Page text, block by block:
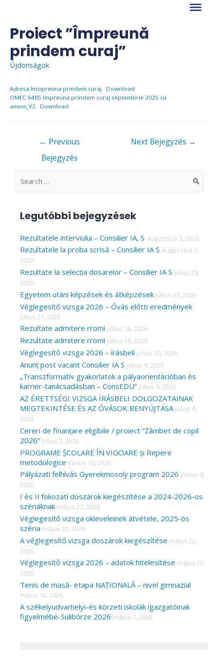
contentProiect ”Împreună
prindem curaj”
Újdonságok
Adresa Imopreuna prindem curaj
Download
OMEC 6485 Impreuna prindem curaj septembrie 2025 cu
anexe_V2
Download
← Previous
Bejegyzés
Next Bejegyzés →
S
c
h
f
o
r
:
Legutóbbi bejegyzések
Rezultatele interviului – Consilier IA, S augusztus 5, 2026
Rezultatele la proba scrisă – Consilier IA S augusztus 3,
2026
Rezultate la selecția dosarelor – Consilier IA S július 28,
2026
Egyetem utáni képzések és átképzések július 27, 2026
Véglegesítő vizsga 2026 – Óvás előtti eredmények
július 21, 2026
Rezultate admitere rromi július 16, 2026
Rezultate admitere rromi július 16, 2026
Véglegesítő vizsga 2026 – írásbeli július 10, 2026
Anunț post vacant Consilier IA S július 9, 2026
„Transzformatív gyakorlatok a pályaorientációban és
karrier-tanácsadásban – ConsEDU” július 9, 2026
AZ ÉRETTSÉGI VIZSGA ÍRÁSBELI DOLGOZATAINAK
MEGTEKINTÉSE ÉS AZ ÓVÁSOK BENYÚJTÁSA július 6,
2026
Cereri de finanțare eligibile / proiect ”Zâmbet de copil
2026” július 2, 2026
PROGRAME ȘCOLARE ÎN VIGOARE și Repere
metodologice június 10, 2026
Pályázati felhívás Gyerekmosoly program 2026 június 9,
2026
I és II fokozati doszárok kiegészítése a 2024-2026-os
szériáknak május 22, 2026
Véglegesítő vizsga okleveleinek átvétele, 2025-ös
széria május 22, 2026
A véglegesítő vizsga doszárok kiegészítése május 22,
2026
Véglegesítő vizsga 2026 – adatok hitelesítése május 22,
2026
Tenis de masă- etapa NAȚIONALĂ – nivel gimnazial
május 10, 2026
A székelyudvarhelyi-és körzeti iskolák igazgatóinak
figyelmébe-Sulibörze 2026 május 7, 2026